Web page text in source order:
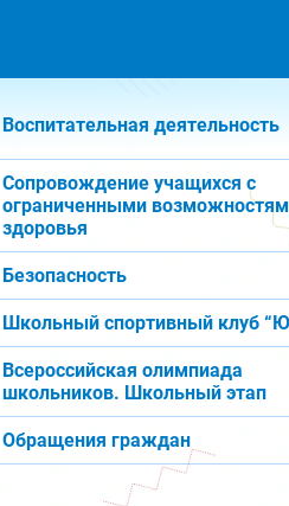
Воспитательная деятельность
Сопровождение учащихся с
ограниченными
здоровья
Безопасность
Школьный спортивный клуб
Всероссийская олимпиада
школьников. Школьный этап
Обращения граждан